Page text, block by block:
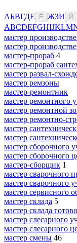
АБВГДЕ Ё ЖЗИ Й
ABCDEFGHIJKLM
мастер
мастер
мастер-прораб 4
мастер-прораб
мастер развал-
мастер ремзоны
мастер-ремонтник
мастер ремонтного
мастер ремонтной
мастер ремонтно-
мастер
мастер
мастер сборочного
мастер сборочного
мастер-сборщик 1
мастер сварочного
мастер сварочного
мастер сервисного
мастер склада 5
мастер склада
мастер слесарного
мастер слесарного
мастер смены 46